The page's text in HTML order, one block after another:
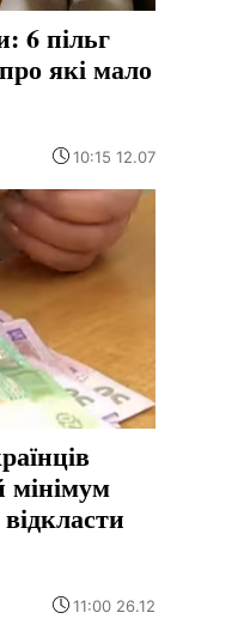
6 пільг
які мало
10:15 12.07
мінімум
11:00 26.12